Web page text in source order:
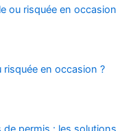
ou risquée en occasion
risquée en occasion ?